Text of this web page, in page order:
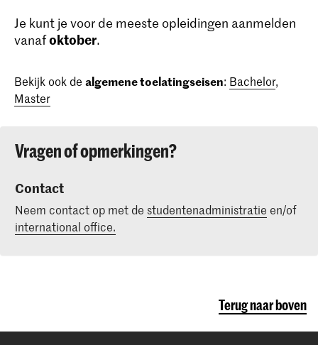
Je kunt je voor de meeste opleidingen aanmelden
vanafoktober.
Bekijk ook de algemene toelatingseisen: Bachelor,
Master
Vragen of opmerkingen?
Contact
Neem contact op met de studentenadministratie en/of
international office.
Terug naar boven